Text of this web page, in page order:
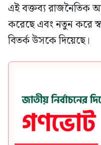
এই বক্তব্য রাজনৈতিক
করেছে এবং নতুন করে
বিতর্ক উসকে দিয়েছে।